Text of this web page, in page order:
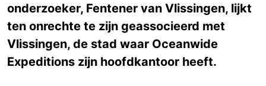
onderzoeker, Fentener van Vlissingen, lijkt
ten onrechte te zijn geassocieerd met
Vlissingen, de stad waar Oceanwide
Expeditions zijn hoofdkantoor heeft.